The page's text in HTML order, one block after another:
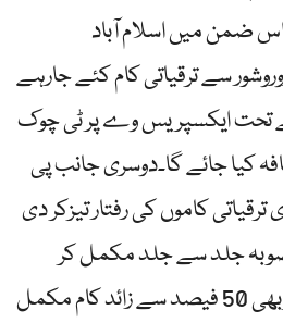
ضمن میں اسلام آباد
سے ترقیاتی کام کئے جارہے
تحت ایکسپریس وے پر ٹی چوک
کیا جائے گا۔دوسری جانب پی
ترقیاتی کاموں کی رفتار تیزکر دی
جلد سے جلد مکمل کر
لیاجائے گا۔کورنگ پل پربھی 50 فیصد سے زائد کام مکمل